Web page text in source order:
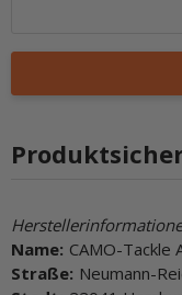
Name: CAMO-Tackle
Straße: Neumann-